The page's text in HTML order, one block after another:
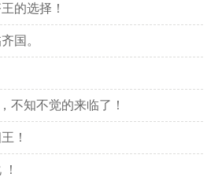
的选择！
国。
不知不觉的来临了！
！